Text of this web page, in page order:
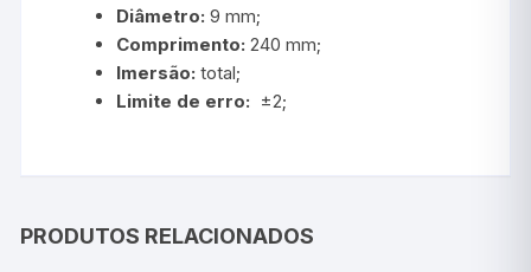
Diâmetro: 9 mm;
Comprimento:240 mm;
Imersão: total;
Limite de erro: ±2;
PRODUTOS RELACIONADOS